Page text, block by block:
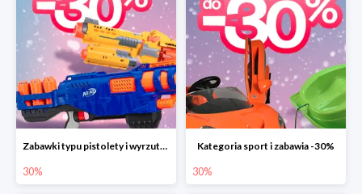
Zabawki typu pistolety i wyrzutnie do -30%
30%
Kategoria sport i zabawia -30%
30%